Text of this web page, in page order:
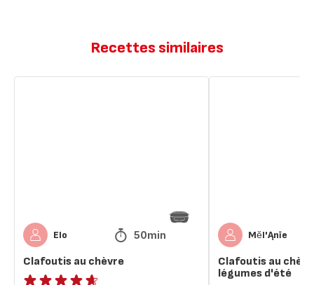
Recettes similaires
Elo 50min
Clafoutis au chèvre
Mĕl'Ąnīe
Clafoutis au
légumes d'été